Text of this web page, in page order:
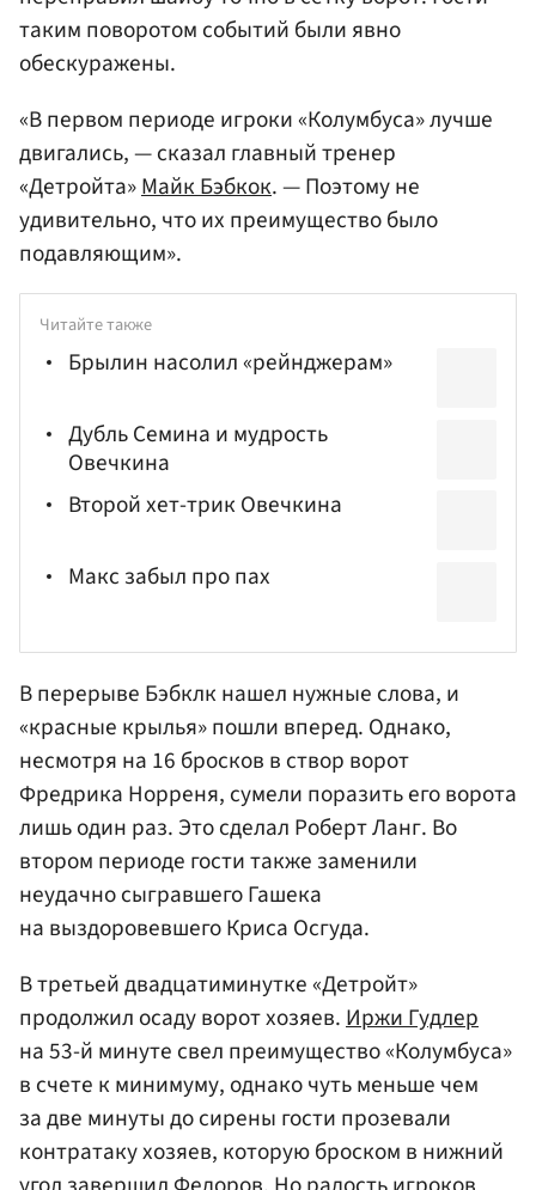
таким поворотом событий были явно
обескуражены.
«В первом периоде игроки «Колумбуса» лучше
двигались, — сказал главный тренер
«Детройта»Майк Бэбкок. — Поэтому не
удивительно, что их преимущество было
подавляющим».
Читайте также
Брылин насолил «рейнджерам»
Дубль Семина и мудрость
Овечкина
Второй хет-трик Овечкина
Макс забыл про пах
В перерыве Бэбклк нашел нужные слова, и
«красные крылья» пошли вперед. Однако,
несмотря на 16 бросков в створ ворот
Фредрика Норреня, сумели поразить его ворота
лишь один раз. Это сделал Роберт Ланг. Во
втором периоде гости также заменили
неудачно сыгравшего Гашека
на выздоровевшегоКриса Осгуда.
В третьей двадцатиминутке «Детройт»
продолжил осаду ворот хозяев.Иржи Гудлер
на 53-й минуте свел преимущество «Колумбуса»
в счете к минимуму, однако чуть меньше чем
за две минуты до сирены гости прозевали
контратаку хозяев, которую броском в нижний